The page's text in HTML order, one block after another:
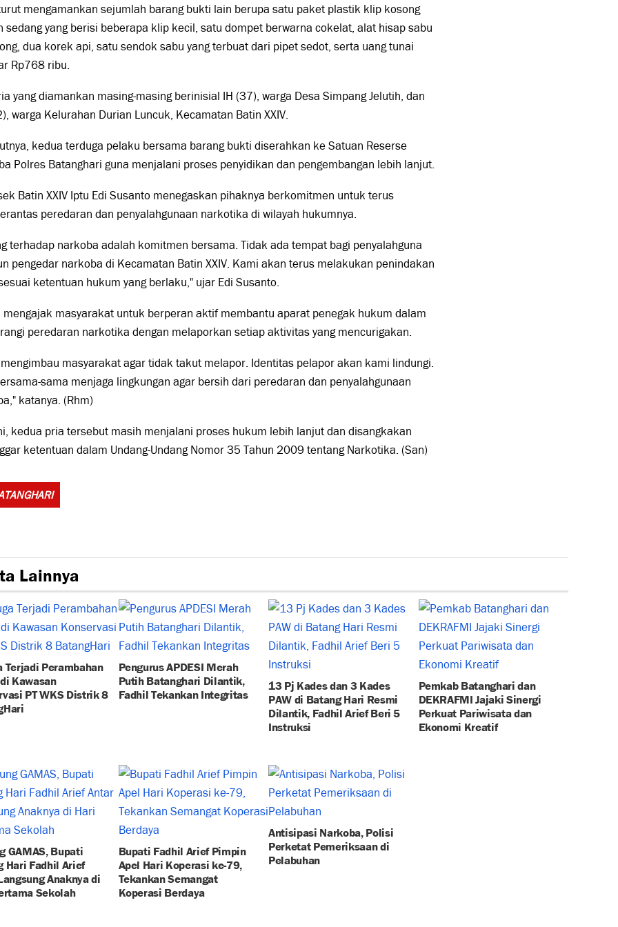
mengamankan sejumlah barang bukti lain berupa satu paket plastik klip kosong
sedang yang berisi beberapa klip kecil, satu dompet berwarna cokelat, alat hisap sabu
dua korek api, satu sendok sabu yang terbuat dari pipet sedot, serta uang tunai
Rp768 ribu.
yang diamankan masing-masing berinisial IH (37), warga Desa Simpang Jelutih, dan
warga Kelurahan Durian Luncuk, Kecamatan Batin XXIV.
kedua terduga pelaku bersama barang bukti diserahkan ke Satuan Reserse
Polres Batanghari guna menjalani proses penyidikan dan pengembangan lebih lanjut.
Batin XXIV Iptu Edi Susanto menegaskan pihaknya berkomitmen untuk terus
peredaran dan penyalahgunaan narkotika di wilayah hukumnya.
terhadap narkoba adalah komitmen bersama. Tidak ada tempat bagi penyalahguna
pengedar narkoba di Kecamatan Batin XXIV. Kami akan terus melakukan penindakan
ketentuan hukum yang berlaku," ujar Edi Susanto.
mengajak masyarakat untuk berperan aktif membantu aparat penegak hukum dalam
peredaran narkotika dengan melaporkan setiap aktivitas yang mencurigakan.
masyarakat agar tidak takut melapor. Identitas pelapor akan kami lindungi.
sama menjaga lingkungan agar bersih dari peredaran dan penyalahgunaan
katanya. (Rhm)
kedua pria tersebut masih menjalani proses hukum lebih lanjut dan disangkakan
ketentuan dalam Undang-Undang Nomor 35 Tahun 2009 tentang Narkotika. (San)
Lainnya
Terjadi Perambahan
Kawasan
PT WKS Distrik 8
Pengurus APDESI Merah
Putih Batanghari Dilantik,
Fadhil Tekankan Integritas
13 Pj Kades dan 3 Kades
PAW di Batang Hari Resmi
Dilantik, Fadhil Arief Beri 5
Instruksi
Pemkab Batanghari dan
DEKRAFMI Jajaki Sinergi
Perkuat Pariwisata dan
Ekonomi Kreatif
GAMAS, Bupati
Hari Fadhil Arief
Anaknya di
Sekolah
Bupati Fadhil Arief Pimpin
Apel Hari Koperasi ke-79,
Tekankan Semangat
Koperasi Berdaya
Antisipasi Narkoba, Polisi
Perketat Pemeriksaan di
Pelabuhan